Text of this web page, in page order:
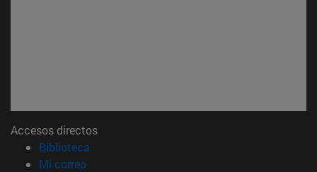
Accesos directos
Biblioteca
Mi correo(abre en nueva ventana)